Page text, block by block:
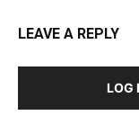
LEAVE A REPLY
LOG